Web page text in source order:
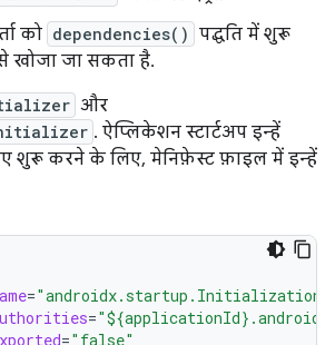
को dependencies() पद्धति में शुरू
खोजा जा सकता है.
और
. ऐप्लिकेशन स्टार्टअप इन्हें
शुरू करने के लिए, मेनिफ़ेस्ट फ़ाइल में इन्हें
=
=
="false"